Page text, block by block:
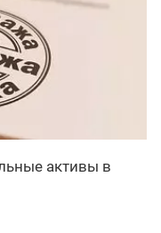
активы в